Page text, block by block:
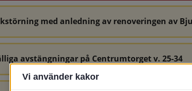
med anledning av renoveringen av
avstängningar på Centrumtorget v. 25-34
Vi använder kakor